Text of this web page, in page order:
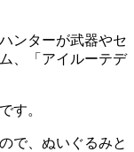
ンターが武器やセ
、「アイルーテデ
す。
で、ぬいぐるみと